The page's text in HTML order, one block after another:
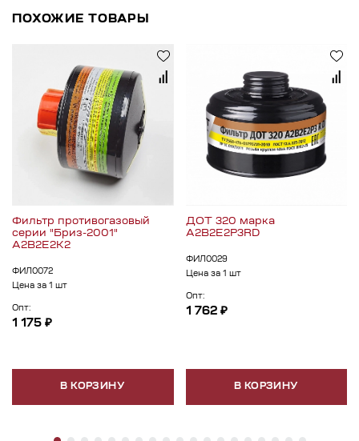
ПОХОЖИЕ ТОВАРЫ
Фильтр противогазовый
серии "Бриз-2001"
А2В2Е2К2
ФИЛ0072
Цена за 1 шт
Опт:
1 175 ₽
В КОРЗИНУ
ДОТ 320 марка
А2В2Е2Р3RD
ФИЛ0029
Цена за 1 шт
Опт:
1 762 ₽
В КОРЗИНУ